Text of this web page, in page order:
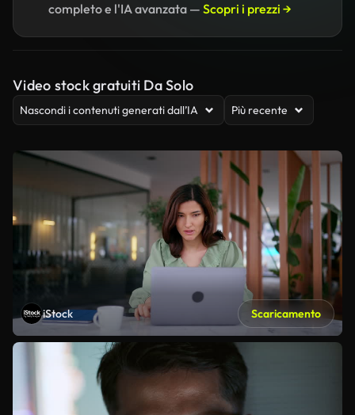
completo e l'IA avanzata — Scopri i prezzi →
Video stock gratuiti Da Solo
Nascondi i contenuti generati dall’IA Più recente
iStock Scaricamento